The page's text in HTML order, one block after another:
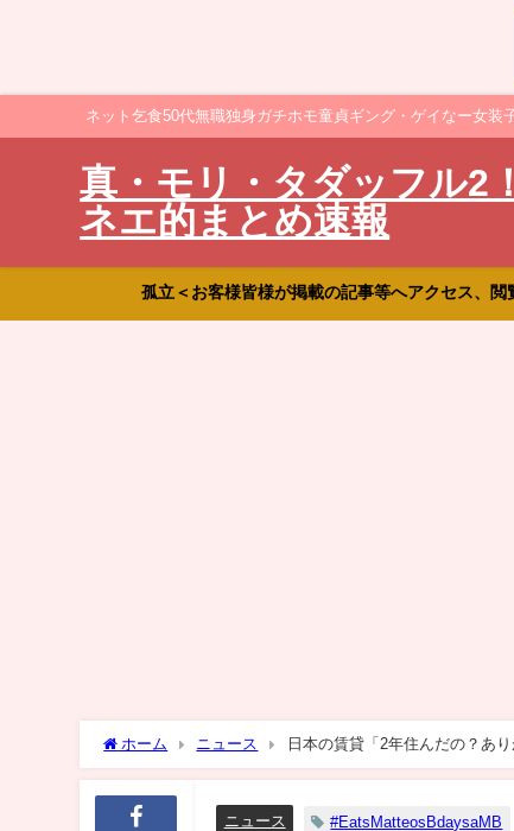
ネット乞食50代無職独身ガチホモ童貞ギング・ゲイなー女
真・モリ・タダッフル2
ネエ的まとめ速報
孤立＜お客様皆様が掲載の記事等へアクセス、
ホーム ニュース 日本の賃貸「2年住んだの？あ
ニュース #EatsMatteosBdaysaMB